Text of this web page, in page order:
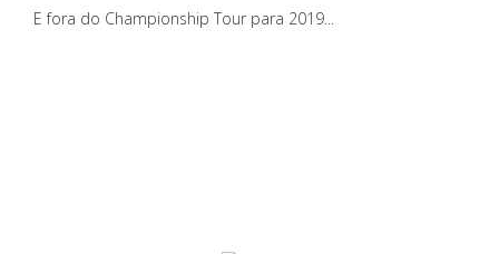
E fora do Championship Tour para 2019...